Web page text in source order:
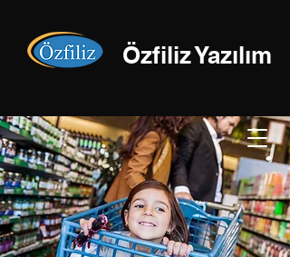
Özfiliz Yazılım